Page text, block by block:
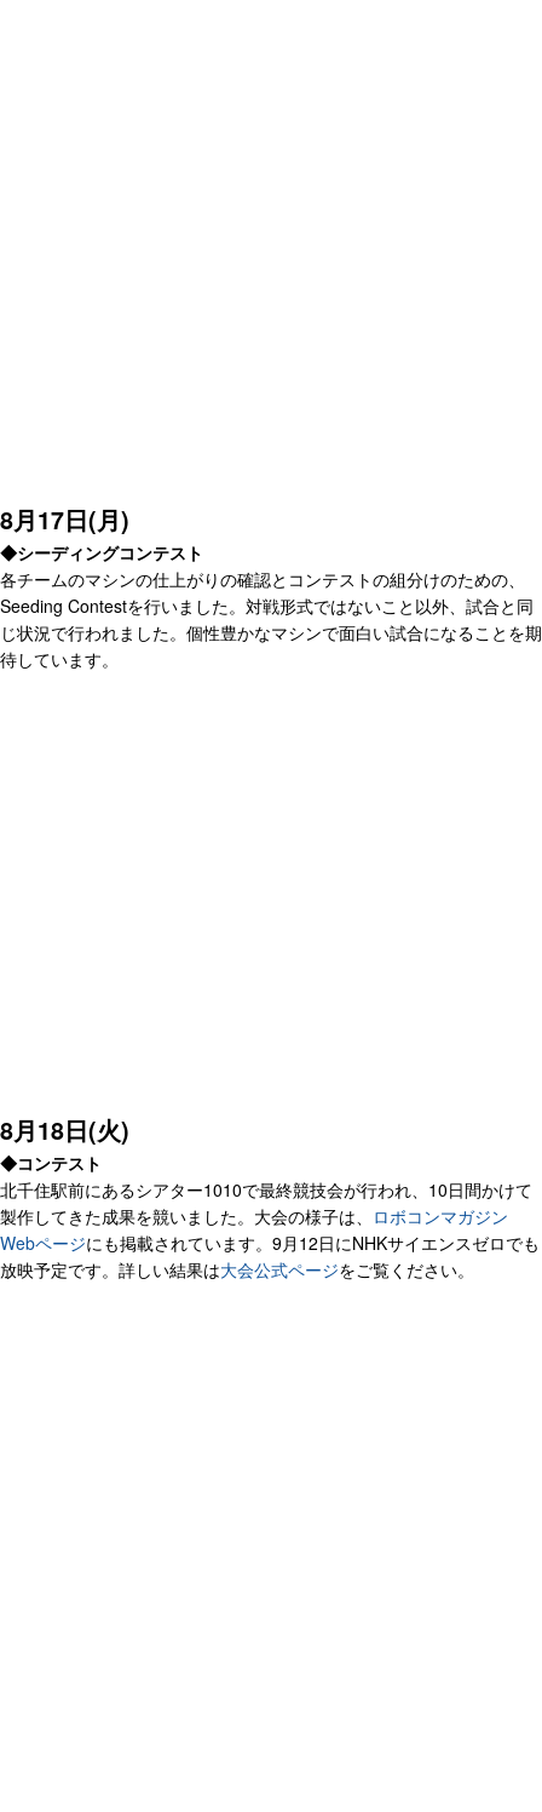
8月17日(月)
◆シーディングコンテスト
各チームのマシンの仕上がりの確認とコンテストの組分けのための、
Seeding Contestを行いました。対戦形式ではないこと以外、試合と同
じ状況で行われました。個性豊かなマシンで面白い試合になることを期
待しています。
8月18日(火)
◆コンテスト
北千住駅前にあるシアター1010で最終競技会が行われ、10日間かけて
製作してきた成果を競いました。大会の様子は、 ロボコンマガジン
Webページにも掲載されています。9月12日にNHKサイエンスゼロでも
放映予定です。詳しい結果は大会公式ページをご覧ください。